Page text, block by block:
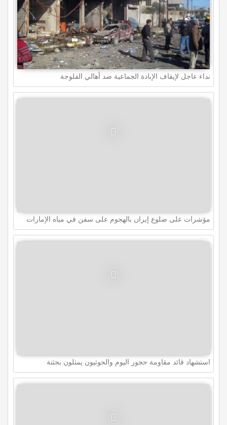
نداء عاجل لإيقاف الإبادة الجماعية ضد أهالي الفلوجة
مؤشرات على ضلوع إيران بالهجوم على سفن في مياه الإمارات
استشهاد قائد مقاومة حجور اليوم والحوثيون يمثلون بجثتة